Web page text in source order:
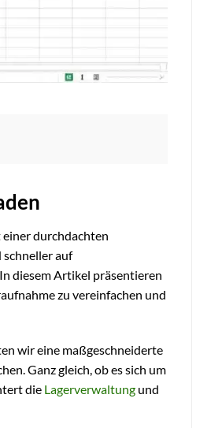
durchdachten
auf
. In diesem Artikel präsentieren
zu vereinfachen und
wir eine maßgeschneiderte
Ganz gleich, ob es sich um
die Lagerverwaltung und